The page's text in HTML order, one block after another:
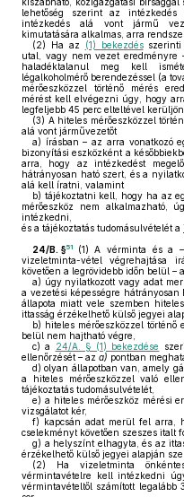
lehetőség szerint az
intézkedés alá vont jármű
kimutatására alkalmas, arra
(2) Ha az (1) bekezdésszerinti
utal, vagy nem vezet eredményre
haladéktalanul meg kell
légalkoholmérő berendezéssel (a
mérőeszközzel történő mérés
mérést kell elvégezni úgy, hogy
legfeljebb 45 perc elteltével kerüljön
(3) A hiteles mérőeszközzel
alá vont járművezetőt
a) írásban – az arra vonatkozó
bizonyítási eszközként a
arra, hogy az intézkedést
hátrányosan ható szert, és a
alá kell íratni, valamint
b) tájékoztatni kell, hogy ha az
mérőeszköz nem alkalmazható,
intézkedni,
és a tájékoztatás tudomásulvételét
24/B. §51 (1) A vérminta és a –
vizeletminta-vétel végrehajtása
követően a legrövidebb időn belül
a) úgy nyilatkozott vagy adat
a vezetési képességre hátrányosan
állapota miatt vele szemben
ittasság érzékelhető külső jegyei
b) hiteles mérőeszközzel történő
belül nem hajtható végre,
c) a 24/A. § (1) bekezdése
ellenőrzését – az a) pontban
d) olyan állapotban van, amely
a hiteles mérőeszközzel való
tájékoztatás tudomásulvételét,
e) a hiteles mérőeszköz mérési
vizsgálatot kér,
f) kapcsán adat merül fel arra,
cselekményt követően szeszes italt
g) a helyszínt elhagyta, és az
érzékelhető külső jegyei alapján
(2) Ha vizeletminta
vérmintavételre kell intézkedni
vérmintavételtől számított